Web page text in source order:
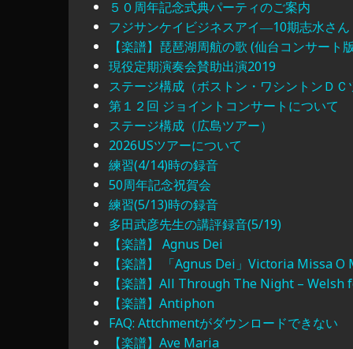
５０周年記念式典パーティのご案内
フジサンケイビジネスアイ―10期志水さん
【楽譜】琵琶湖周航の歌 (仙台コンサート
現役定期演奏会賛助出演2019
ステージ構成（ボストン・ワシントンＤ
第１２回 ジョイントコンサートについて
ステージ構成（広島ツアー）
2026USツアーについて
練習(4/14)時の録音
50周年記念祝賀会
練習(5/13)時の録音
多田武彦先生の講評録音(5/19)
【楽譜】 Agnus Dei
【楽譜】 「Agnus Dei」Victoria Missa
【楽譜】All Through The Night –
【楽譜】Antiphon
FAQ: Attchmentがダウンロードできない